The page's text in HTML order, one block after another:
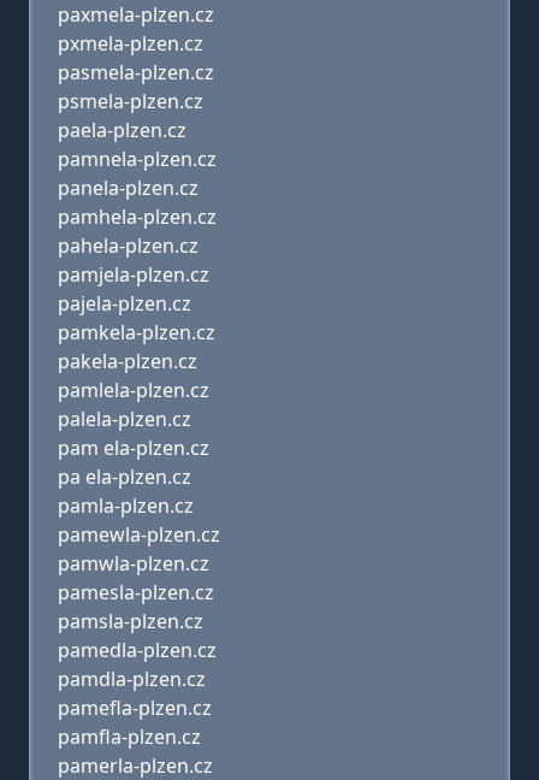
paxmela-plzen.cz
pxmela-plzen.cz
pasmela-plzen.cz
psmela-plzen.cz
paela-plzen.cz
pamnela-plzen.cz
panela-plzen.cz
pamhela-plzen.cz
pahela-plzen.cz
pamjela-plzen.cz
pajela-plzen.cz
pamkela-plzen.cz
pakela-plzen.cz
pamlela-plzen.cz
palela-plzen.cz
pam ela-plzen.cz
pa ela-plzen.cz
pamla-plzen.cz
pamewla-plzen.cz
pamwla-plzen.cz
pamesla-plzen.cz
pamsla-plzen.cz
pamedla-plzen.cz
pamdla-plzen.cz
pamefla-plzen.cz
pamfla-plzen.cz
pamerla-plzen.cz